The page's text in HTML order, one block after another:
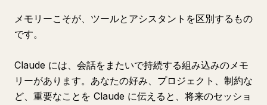
メモリーこそが、ツールとアシスタントを区別するもの
です。
Claude には、会話をまたいで持続する組み込みのメモ
リーがあります。あなたの好み、プロジェクト、制約な
ど、重要なことを Claude に伝えると、将来のセッショ